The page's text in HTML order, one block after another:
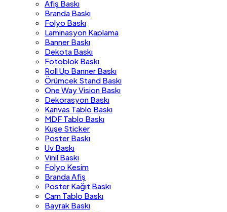
Afiş Baskı
Branda Baskı
Folyo Baskı
Laminasyon Kaplama
Banner Baskı
Dekota Baskı
Fotoblok Baskı
Roll Up Banner Baskı
Örümcek Stand Baskı
One Way Vision Baskı
Dekorasyon Baskı
Kanvas Tablo Baskı
MDF Tablo Baskı
Kuşe Sticker
Poster Baskı
Uv Baskı
Vinil Baskı
Folyo Kesim
Branda Afiş
Poster Kağıt Baskı
Cam Tablo Baskı
Bayrak Baskı